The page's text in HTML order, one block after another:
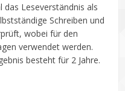
Leseverständnis als
Schreiben und
wobei für den
verwendet werden.
besteht für 2 Jahre.